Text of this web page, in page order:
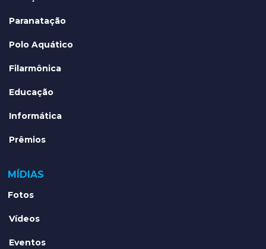
Paranatação
Polo Aquático
Filarmônica
Educação
Informática
Prêmios
MÍDIAS
Fotos
Vídeos
Eventos